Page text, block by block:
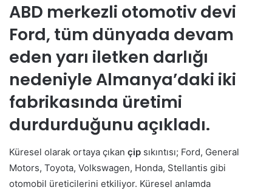
ABD merkezli otomotiv devi
Ford, tüm dünyada devam
eden yarı iletken darlığı
nedeniyle Almanya’daki iki
fabrikasında üretimi
durdurduğunu açıkladı.
Küresel olarak ortaya çıkan çip sıkıntısı; Ford, General
Motors, Toyota, Volkswagen, Honda, Stellantis gibi
otomobil üreticilerini etkiliyor. Küresel anlamda